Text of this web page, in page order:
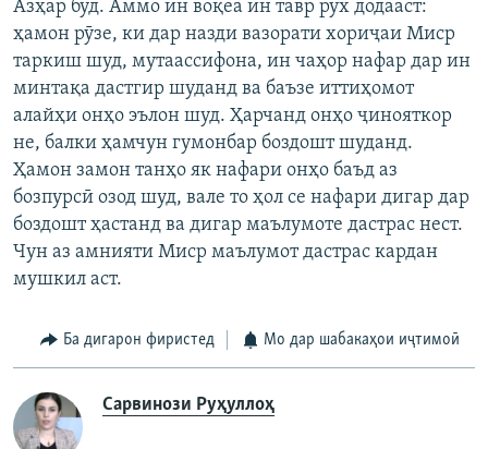
Азҳар буд. Аммо ин воқеа ин тавр рух додааст:
ҳамон рӯзе, ки дар назди вазорати хориҷаи Миср
таркиш шуд, мутаассифона, ин чаҳор нафар дар ин
минтақа дастгир шуданд ва баъзе иттиҳомот
алайҳи онҳо эълон шуд. Ҳарчанд онҳо ҷинояткор
не, балки ҳамчун гумонбар боздошт шуданд.
Ҳамон замон танҳо як нафари онҳо баъд аз
бозпурсӣ озод шуд, вале то ҳол се нафари дигар дар
боздошт ҳастанд ва дигар маълумоте дастрас нест.
Чун аз амнияти Миср маълумот дастрас кардан
мушкил аст.
Ба дигарон фиристед Мо дар шабакаҳои иҷтимоӣ
Сарвинози Руҳуллоҳ